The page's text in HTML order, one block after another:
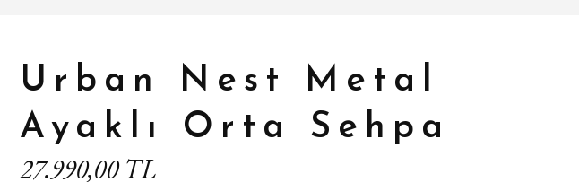
Urban Nest Metal
Ayaklı Orta Sehpa
27.990,00 TL